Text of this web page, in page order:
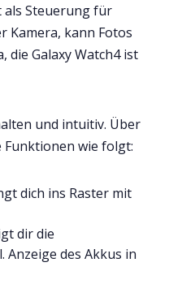
Steuerung für
Kamera, kann Fotos
die Galaxy Watch4 ist
und intuitiv. Über
wie folgt:
dich ins Raster mit
dir die
Anzeige des Akkus in